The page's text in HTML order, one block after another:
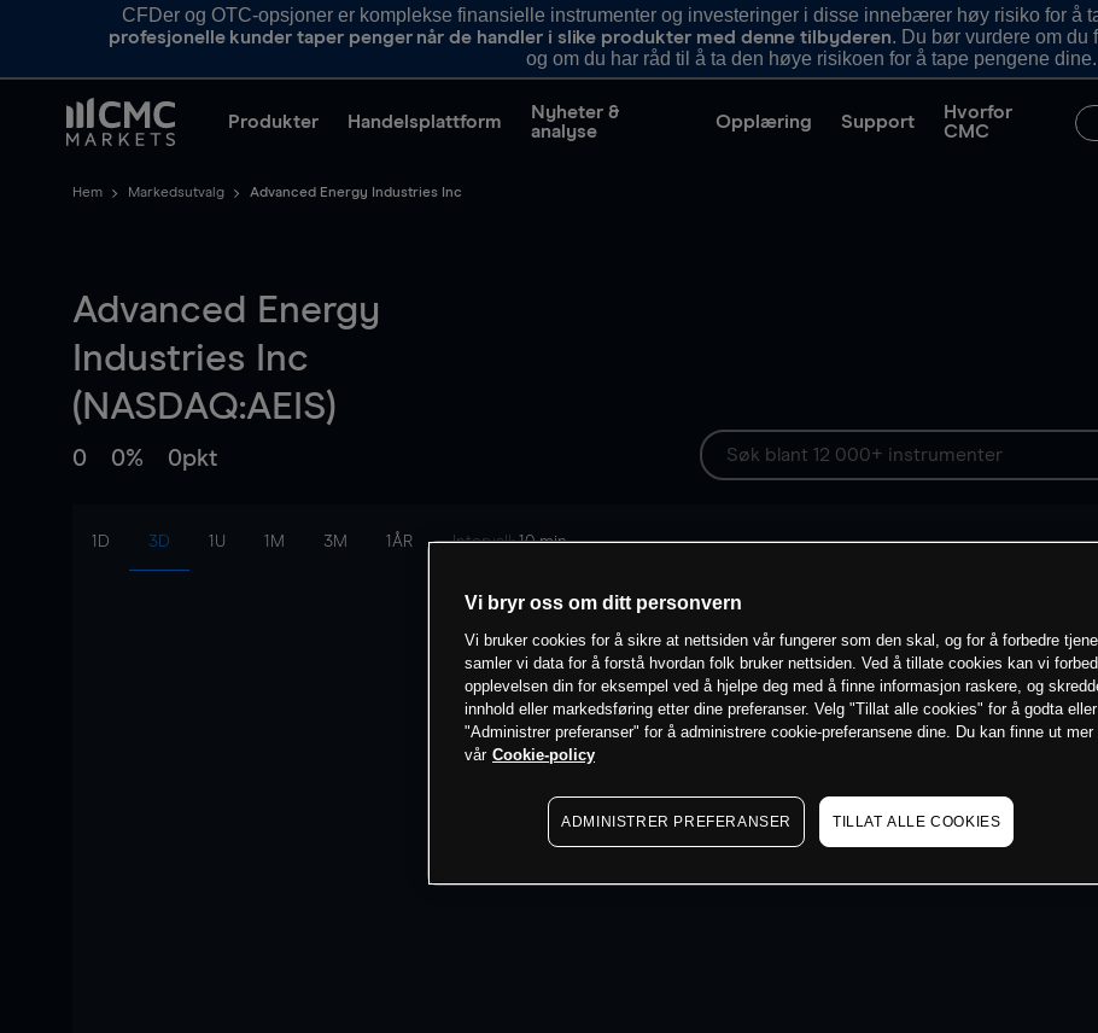
CFDer og OTC-opsjoner er komplekse finansielle instrumenter og investeringer i disse innebærer høy risiko for å
profesjonelle kunder taper penger når de handler i slike produkter med denne tilbyderen. Du bør vurdere om du
og om du har råd til å ta den høye risikoen for å tape pengene dine.
Produkter Handelsplattform
Nyheter &
analyse
Opplæring Support
Hvorfor
CMC
Hem Markedsutvalg Advanced Energy Industries Inc
Advanced Energy
Industries Inc
(NASDAQ:AEIS)
0 0% 0pkt
1D 3D 1U 1M 3M 1ÅR Intervall:10 min
Vi bryr oss om ditt personvern
Vi bruker cookies for å sikre at nettsiden vår fungerer som den skal, og for å forbedre
samler vi data for å forstå hvordan folk bruker nettsiden. Ved å tillate cookies kan vi
opplevelsen din for eksempel ved å hjelpe deg med å finne informasjon raskere, og
innhold eller markedsføring etter dine preferanser. Velg "Tillat alle cookies" for å godta eller
"Administrer preferanser" for å administrere cookie-preferansene dine. Du kan finne ut
vår Cookie-policy
ADMINISTRER PREFERANSER TILLAT ALLE COOKIES